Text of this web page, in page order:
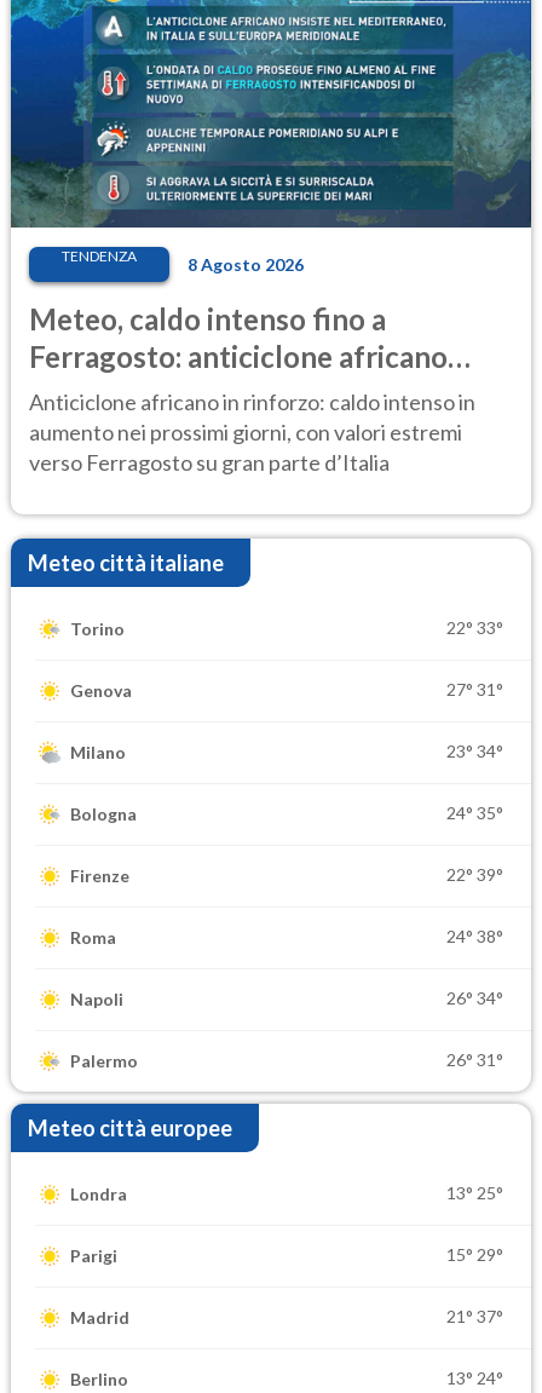
TENDENZA 8 Agosto 2026
Meteo, caldo intenso fino a
Ferragosto: anticiclone africano
ancora protagonista
Anticiclone africano in rinforzo: caldo intenso in
aumento nei prossimi giorni, con valori estremi
verso Ferragosto su gran parte d’Italia
Meteo città italiane
Torino 22° 33°
Genova 27° 31°
Milano 23° 34°
Bologna 24° 35°
Firenze 22° 39°
Roma 24° 38°
Napoli 26° 34°
Palermo 26° 31°
Meteo città europee
Londra 13° 25°
Parigi 15° 29°
Madrid 21° 37°
Berlino 13° 24°